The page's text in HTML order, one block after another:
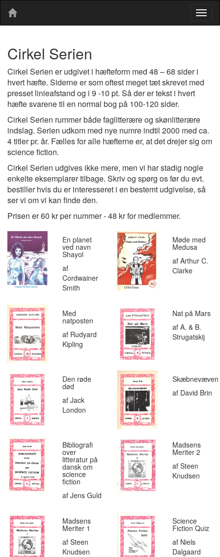
Cirkel Serien
Cirkel Serien er udgivet i hæfteform med 48 – 68 sider i
hvert hæfte. Siderne er som oftest meget tæt skrevet med
presset linieafstand og i 9 -10 pt. Så der er tekst i hvert
hæfte svarene til en normal bog på 100-120 sider.
Cirkel Serien rummer både faglitterære og skønlitterære
indslag. Serien udkom med nye numre indtil 2000 med ca.
4 titler pr. år. Fælles for alle hæfterne er, at det drejer sig om
science fiction.
Cirkel Serien udgives ikke mere, men vi har stadig nogle
enkelte eksemplarer tilbage. Skriv og spørg os før du evt.
bestiller hvis du er interesseret i en bestemt udgivelse, så
ser vi om vi kan finde den.
Prisen er 60 kr per nummer - 48 kr for medlemmer.
En planet
ved navn
Shayol
af
Cordwainer
Smith
Møde med
Medusa
af Arthur C.
Clarke
Med
natposten
af Rudyard
Kipling
Nat på Mars
af A. & B.
Strugatskij
Den røde
død
af Jack
London
Skæbnevæven
af David Brin
Bibliografi
over
litteratur på
dansk om
science
fiction
af Jens Guld
Madsens
Meriter 2
af Steen
Knudsen
Madsens
Meriter 1
af Steen
Knudsen
Science
Fiction Quiz
af Niels
Dalgaard